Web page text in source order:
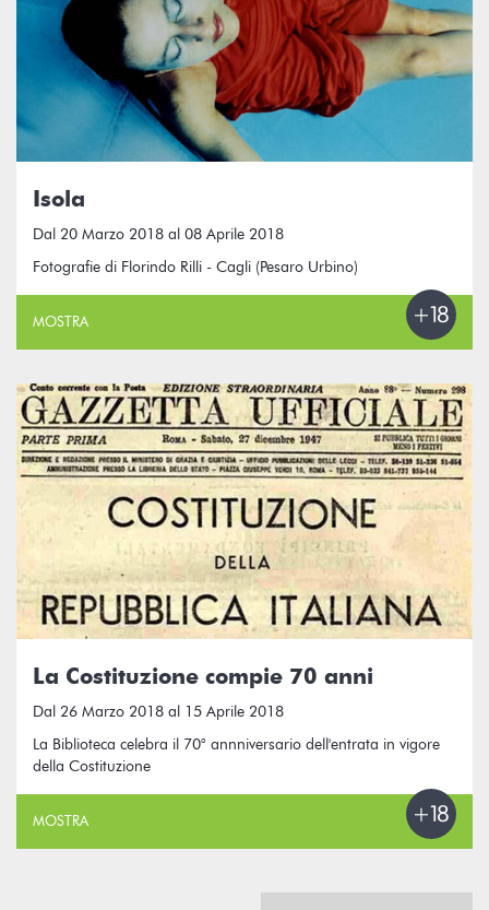
Isola
Dal 20 Marzo 2018 al 08 Aprile 2018
Fotografie di Florindo Rilli - Cagli (Pesaro Urbino)
MOSTRA
La Costituzione compie 70 anni
Dal 26 Marzo 2018 al 15 Aprile 2018
La Biblioteca celebra il 70° annniversario dell'entrata in vigore
della Costituzione
MOSTRA